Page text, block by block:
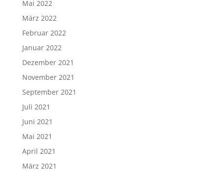
Mai 2022
März 2022
Februar 2022
Januar 2022
Dezember 2021
November 2021
September 2021
Juli 2021
Juni 2021
Mai 2021
April 2021
März 2021